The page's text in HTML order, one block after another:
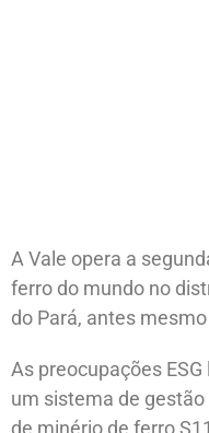
A Vale opera a
ferro do mundo no
do Pará, antes
As preocupações
um sistema de
de minério de ferro